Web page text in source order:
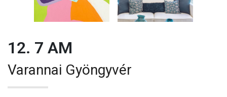
12. 7 AM
Varannai Gyöngyvér